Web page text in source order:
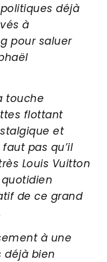
déjà
à
pour saluer
touche
flottant
et
faut pas qu’il
Louis Vuitton
de ce grand
à une
déjà bien